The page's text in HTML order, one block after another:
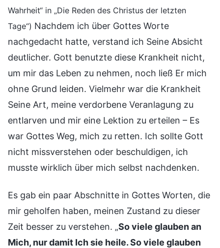
Wahrheit“ in „Die Reden des Christus der letzten
Tage“) Nachdem ich über Gottes Worte
nachgedacht hatte, verstand ich Seine Absicht
deutlicher. Gott benutzte diese Krankheit nicht,
um mir das Leben zu nehmen, noch ließ Er mich
ohne Grund leiden. Vielmehr war die Krankheit
Seine Art, meine verdorbene Veranlagung zu
entlarven und mir eine Lektion zu erteilen – Es
war Gottes Weg, mich zu retten. Ich sollte Gott
nicht missverstehen oder beschuldigen, ich
musste wirklich über mich selbst nachdenken.
Es gab ein paar Abschnitte in Gottes Worten, die
mir geholfen haben, meinen Zustand zu dieser
Zeit besser zu verstehen. „So viele glauben an
Mich, nur damit Ich sie heile. So viele glauben